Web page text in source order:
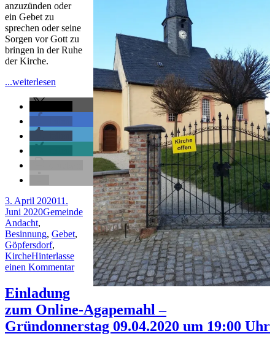
anzuzünden oder
ein Gebet zu
sprechen oder seine
Sorgen vor Gott zu
bringen in der Ruhe
der Kirche.
...weiterlesen
Göpfersdorf
–
EIN
ORT
STILLE"
Veröffentlicht
am
3. April 202011.
Juni 2020Kategorien
GemeindeSchlagwörter
Andacht,
Besinnung, Gebet,
Göpfersdorf,
KircheHinterlasse
einen Kommentarzu
Kirche
Göpfersdorf
EIN
ORT
DER
Einladung
zum Online-Agapemahl –
Gründonnerstag 09.04.2020 um 19:00 Uhr